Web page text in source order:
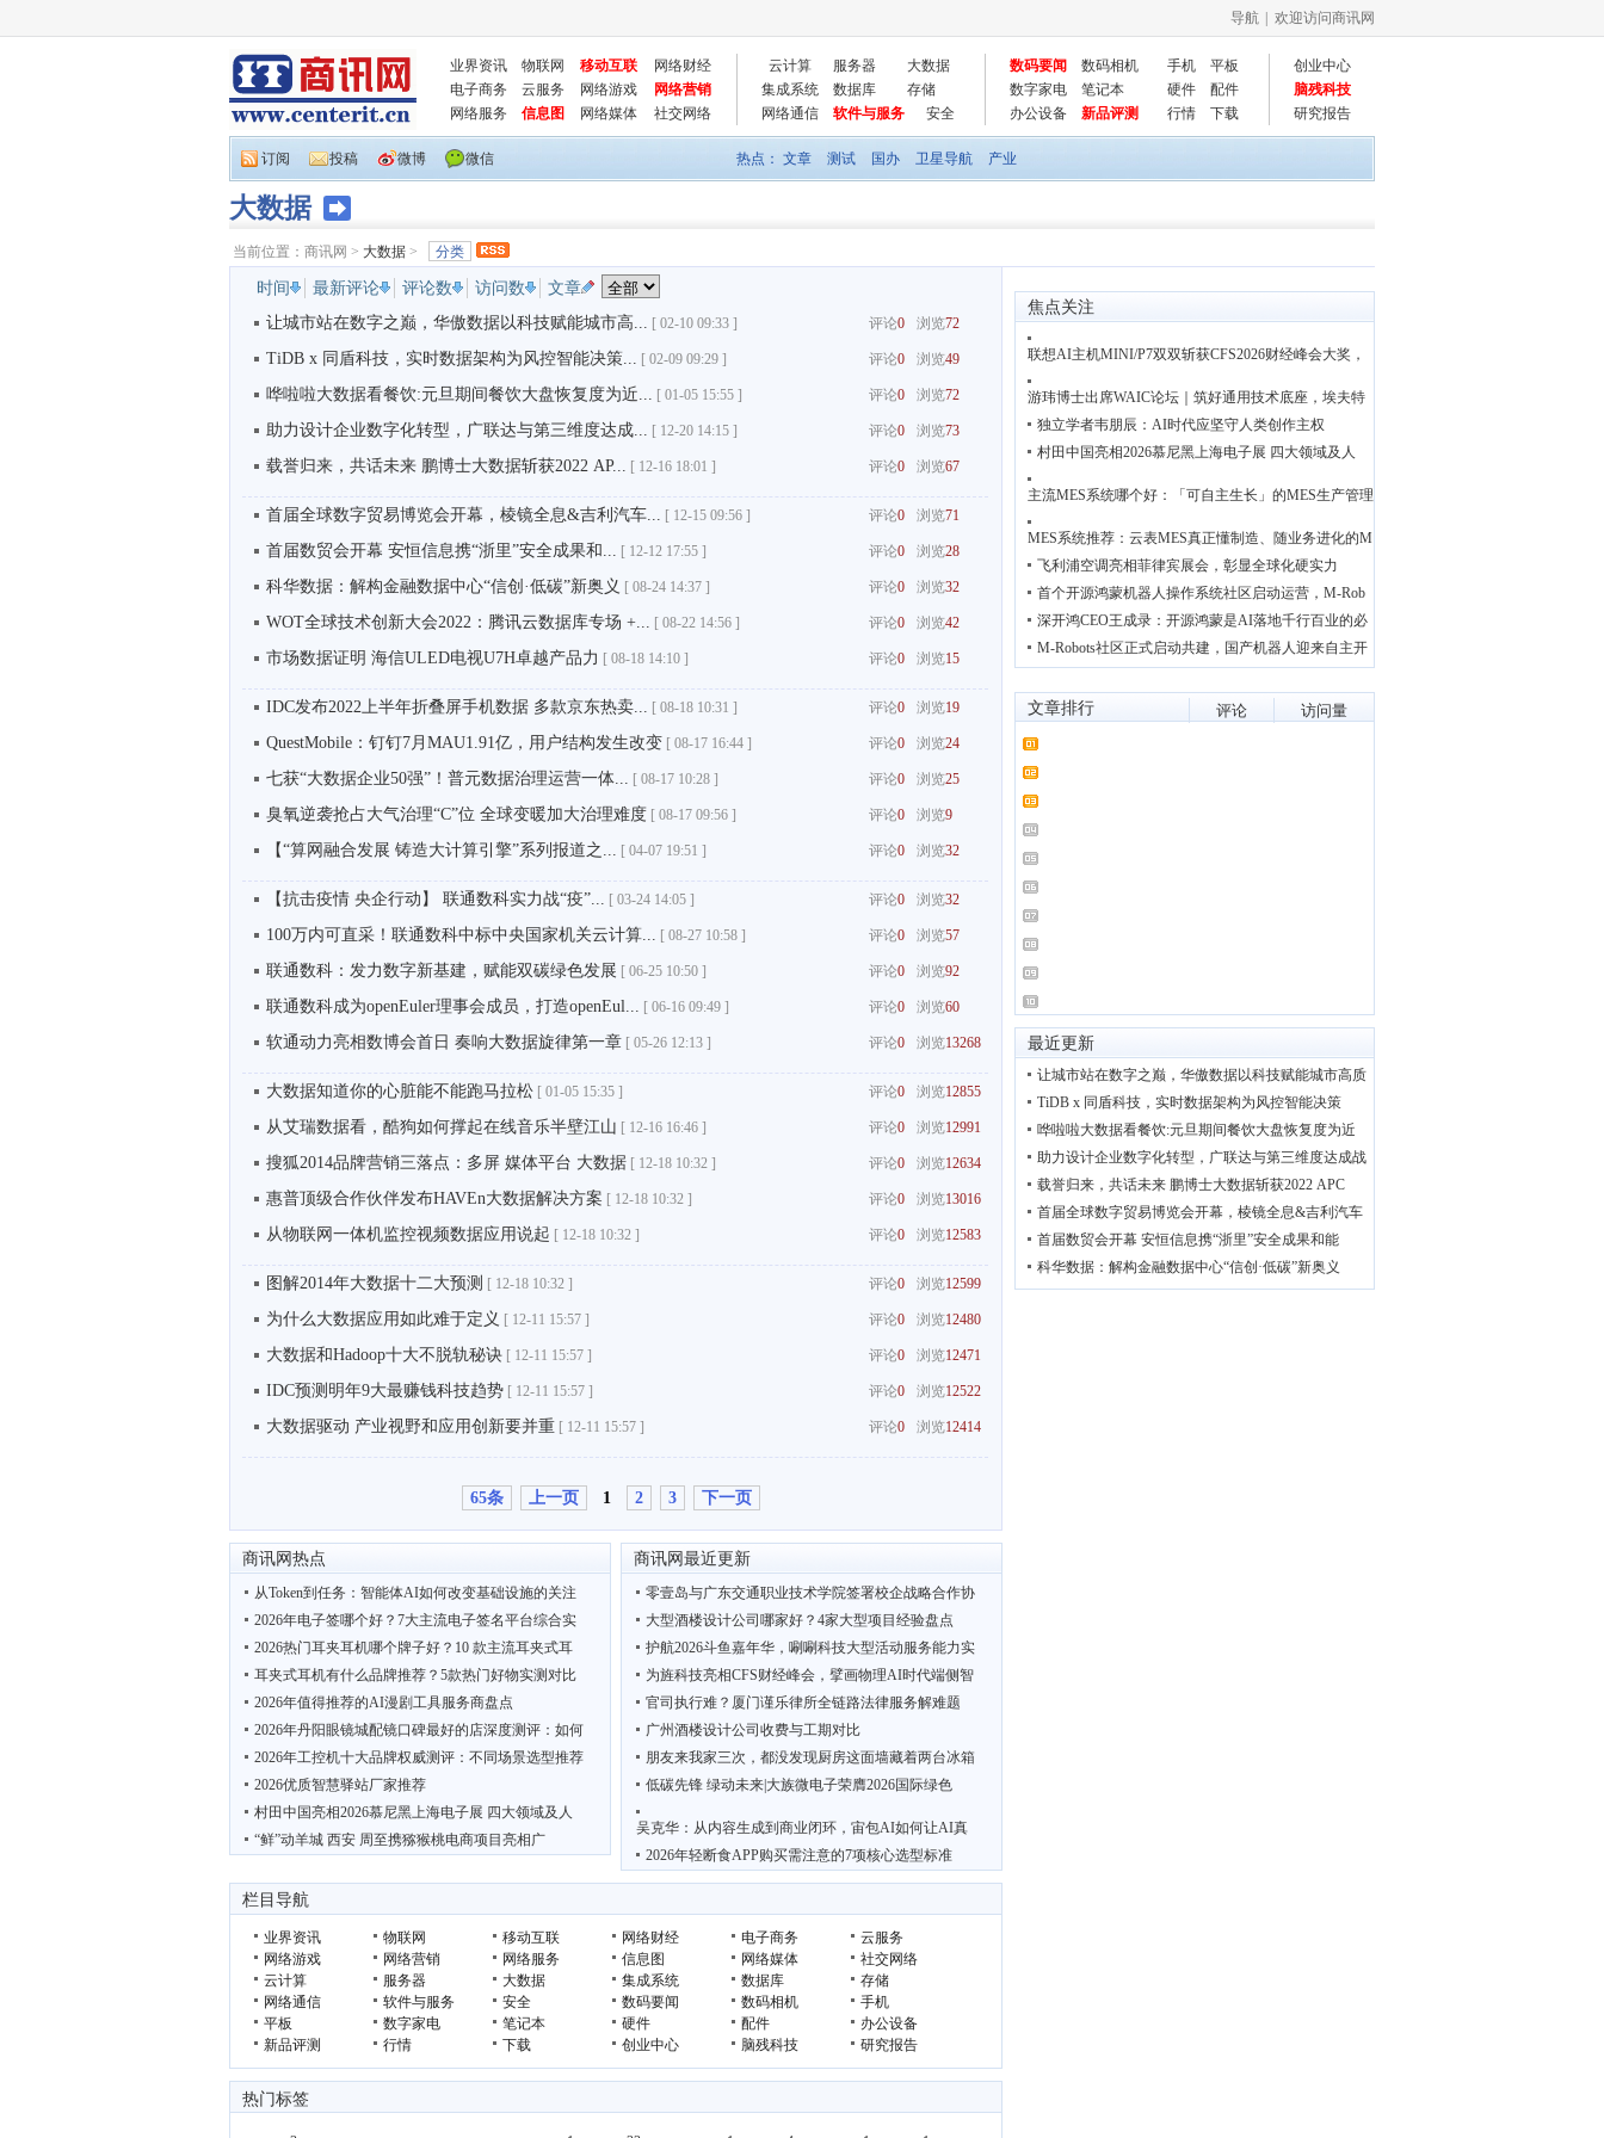
导航 | 欢迎访问商讯网
业界资讯 物联网 移动互联
网络财经
电子商务
云服务 网络游戏
网络营销
网络服务
信息图 网络媒体 社交网络
云计算 服务器
大数据
集成系统
数据库
存储
网络通信
软件与服务 安全
数码要闻 数码相机 手机
平板
数字家电
笔记本 硬件
配件
办公设备
新品评测 行情 下载
创业中心
脑残科技
研究报告
订阅 投稿 微博 微信 热点： 文章 测试 国办 卫星导航 产业
大数据
当前位置： 商讯网 > 大数据 > 分类
时间 最新评论 评论数 访问数
文章
让城市站在数字之巅，华傲数据以科技赋能城市高... [ 02-10 09:33 ] 评论0 浏览72
TiDB x 同盾科技，实时数据架构为风控智能决策... [ 02-09 09:29 ] 评论0 浏览49
哗啦啦大数据看餐饮:元旦期间餐饮大盘恢复度为近... [ 01-05 15:55 ] 评论0 浏览72
助力设计企业数字化转型，广联达与第三维度达成... [ 12-20 14:15 ] 评论0 浏览73
载誉归来，共话未来 鹏博士大数据斩获2022 AP... [ 12-16 18:01 ] 评论0 浏览67
首届全球数字贸易博览会开幕，棱镜全息&吉利汽车... [ 12-15 09:56 ] 评论0 浏览71
首届数贸会开幕 安恒信息携“浙里”安全成果和... [ 12-12 17:55 ] 评论0 浏览28
科华数据：解构金融数据中心“信创·低碳”新奥义 [ 08-24 14:37 ] 评论0 浏览32
WOT全球技术创新大会2022：腾讯云数据库专场 +... [ 08-22 14:56 ] 评论0 浏览42
市场数据证明 海信ULED电视U7H卓越产品力 [ 08-18 14:10 ] 评论0 浏览15
IDC发布2022上半年折叠屏手机数据 多款京东热卖... [ 08-18 10:31 ] 评论0 浏览19
QuestMobile：钉钉7月MAU1.91亿，用户结构发生改变 [ 08-17 16:44 ] 评论0 浏览24
七获“大数据企业50强”！普元数据治理运营一体... [ 08-17 10:28 ] 评论0 浏览25
臭氧逆袭抢占大气治理“C”位 全球变暖加大治理难度 [ 08-17 09:56 ] 评论0 浏览9
【“算网融合发展 铸造大计算引擎”系列报道之... [ 04-07 19:51 ] 评论0 浏览32
【抗击疫情 央企行动】 联通数科实力战“疫”... [ 03-24 14:05 ] 评论0 浏览32
100万内可直采！联通数科中标中央国家机关云计算... [ 08-27 10:58 ] 评论0 浏览57
联通数科：发力数字新基建，赋能双碳绿色发展 [ 06-25 10:50 ] 评论0 浏览92
联通数科成为openEuler理事会成员，打造openEul... [ 06-16 09:49 ] 评论0 浏览60
软通动力亮相数博会首日 奏响大数据旋律第一章 [ 05-26 12:13 ] 评论0 浏览13268
大数据知道你的心脏能不能跑马拉松 [ 01-05 15:35 ] 评论0 浏览12855
从艾瑞数据看，酷狗如何撑起在线音乐半壁江山 [ 12-16 16:46 ] 评论0 浏览12991
搜狐2014品牌营销三落点：多屏 媒体平台 大数据 [ 12-18 10:32 ] 评论0 浏览12634
惠普顶级合作伙伴发布HAVEn大数据解决方案 [ 12-18 10:32 ] 评论0 浏览13016
从物联网一体机监控视频数据应用说起 [ 12-18 10:32 ] 评论0 浏览12583
图解2014年大数据十二大预测 [ 12-18 10:32 ] 评论0 浏览12599
为什么大数据应用如此难于定义 [ 12-11 15:57 ] 评论0 浏览12480
大数据和Hadoop十大不脱轨秘诀 [ 12-11 15:57 ] 评论0 浏览12471
IDC预测明年9大最赚钱科技趋势 [ 12-11 15:57 ] 评论0 浏览12522
大数据驱动 产业视野和应用创新要并重 [ 12-11 15:57 ] 评论0 浏览12414
65条 上一页 1 2 3 下一页
商讯网热点
从Token到任务：智能体AI如何改变基础设施的关注
2026年电子签哪个好？7大主流电子签名平台综合实
2026热门耳夹耳机哪个牌子好？10 款主流耳夹式耳
耳夹式耳机有什么品牌推荐？5款热门好物实测对比
2026年值得推荐的AI漫剧工具服务商盘点
2026年丹阳眼镜城配镜口碑最好的店深度测评：如何
2026年工控机十大品牌权威测评：不同场景选型推荐
2026优质智慧驿站厂家推荐
村田中国亮相2026慕尼黑上海电子展 四大领域及人
“鲜”动羊城 西安 周至携猕猴桃电商项目亮相广
商讯网最近更新
零壹岛与广东交通职业技术学院签署校企战略合作协
大型酒楼设计公司哪家好？4家大型项目经验盘点
护航2026斗鱼嘉年华，唰唰科技大型活动服务能力实
为旌科技亮相CFS财经峰会，擘画物理AI时代端侧智
官司执行难？厦门谨乐律所全链路法律服务解难题
广州酒楼设计公司收费与工期对比
朋友来我家三次，都没发现厨房这面墙藏着两台冰箱
低碳先锋 绿动未来|大族微电子荣膺2026国际绿色
吴克华：从内容生成到商业闭环，宙包AI如何让AI真
2026年轻断食APP购买需注意的7项核心选型标准
栏目导航
业界资讯 物联网 移动互联 网络财经 电子商务
云服务
网络游戏
网络营销 网络服务 信息图 网络媒体
社交网络
云计算
服务器 大数据 集成系统 数据库
存储
网络通信
软件与服务 安全 数码要闻 数码相机
手机
平板
数字家电 笔记本 硬件 配件
办公设备
新品评测
行情 下载 创业中心 脑残科技 研究报告
热门标签
焦点关注
联想AI主机MINI/P7双双斩获CFS2026财经峰会大奖，
游玮博士出席WAIC论坛｜筑好通用技术底座，埃夫特
独立学者韦朋辰：AI时代应坚守人类创作主权
村田中国亮相2026慕尼黑上海电子展 四大领域及人
主流MES系统哪个好：「可自主生长」的MES生产管理
MES系统推荐：云表MES真正懂制造、随业务进化的M
飞利浦空调亮相菲律宾展会，彰显全球化硬实力
首个开源鸿蒙机器人操作系统社区启动运营，M-Rob
深开鸿CEO王成录：开源鸿蒙是AI落地千行百业的必
M-Robots社区正式启动共建，国产机器人迎来自主开
文章排行 评论 访问量
最近更新
让城市站在数字之巅，华傲数据以科技赋能城市高质
TiDB x 同盾科技，实时数据架构为风控智能决策
哗啦啦大数据看餐饮:元旦期间餐饮大盘恢复度为近
助力设计企业数字化转型，广联达与第三维度达成战
载誉归来，共话未来 鹏博士大数据斩获2022 APC
首届全球数字贸易博览会开幕，棱镜全息&吉利汽车
首届数贸会开幕 安恒信息携“浙里”安全成果和能
科华数据：解构金融数据中心“信创·低碳”新奥义